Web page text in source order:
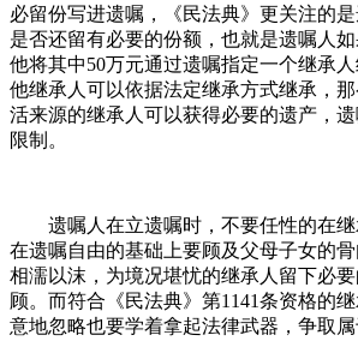
必留份写进遗嘱，《民法典》更关注的
是否还留有必要的份额，也就是遗嘱人如
他将其中50万元通过遗嘱指定一个继承
他继承人可以依据法定继承方式继承，
活来源的继承人可以获得必要的遗产，
限制。
遗嘱人在立遗嘱时，不要任性的在继
在遗嘱自由的基础上要顾及父母子女的
相濡以沫，为境况堪忧的继承人留下必
顾。而符合《民法典》第1141条资格的
意地忽略也要学着拿起法律武器，争取属